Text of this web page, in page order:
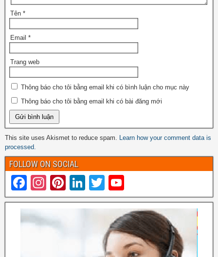
Tên *
Email *
Trang web
Thông báo cho tôi bằng email khi có bình luận cho mục này
Thông báo cho tôi bằng email khi có bài đăng mới
This site uses Akismet to reduce spam. Learn how your comment data is
processed.
FOLLOW ON SOCIAL
F
a
c
e
In
st
a
gr
Pi
nt
Li
n
k
T
wi
tt
er
o
u
T
u